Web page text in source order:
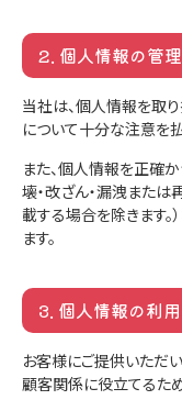
2. 個人情報の管
当社は、個人情報を取
について十分な注意を払
また、個人情報を正確
壊・改ざん・漏洩または
載する場合を除きます。
ます。
3. 個人情報の利
お客様にご提供いただ
顧客関係に役立てるた